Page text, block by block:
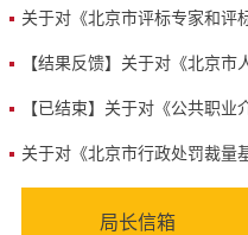
意见...
关于对《北京市评标专家和评
征求意...
【结果反馈】关于对《北京
（修...
【已结束】关于对《公共职
求意...
关于对《北京市行政处罚裁量
公告
局长信箱